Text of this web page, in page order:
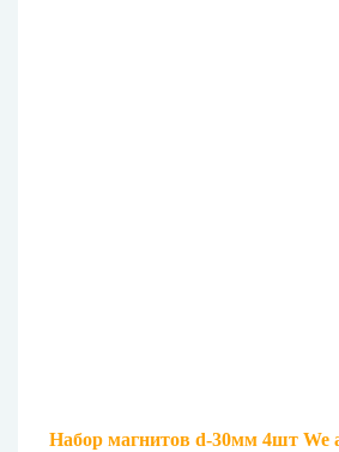
Набор магнитов d-30мм 4шт We